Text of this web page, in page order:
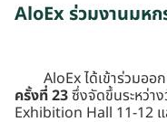
AloEx ร่วมงานมห
AloEx ได้เข้าร่วมออ
ครั้งที่ 23ซึ่งจัดขึ้นระหว่า
Exhibition Hall 11-12